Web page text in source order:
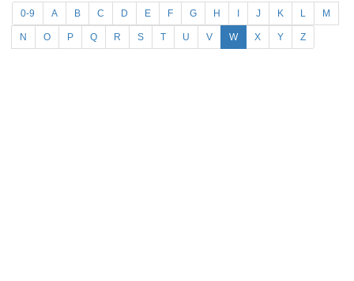
0-9 A B C D E F G H J K L M
N O P Q R S T U V W X Y Z